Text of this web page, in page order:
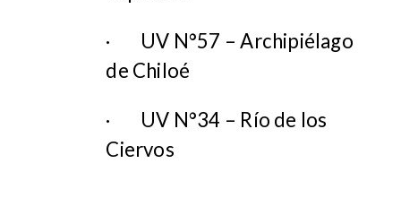
· UV N°57 – Archipiélago
de Chiloé
· UV N°34 – Río de los
Ciervos